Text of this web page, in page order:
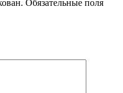
Обязательные поля